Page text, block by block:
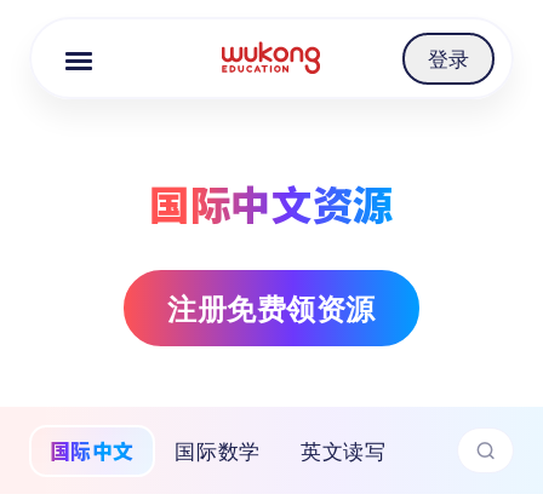
登录
国际中文资源
注册免费领资源
国际中文 国际数学 英文读写